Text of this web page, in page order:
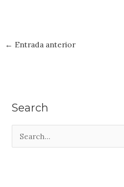
← Entrada anterior
Search
u